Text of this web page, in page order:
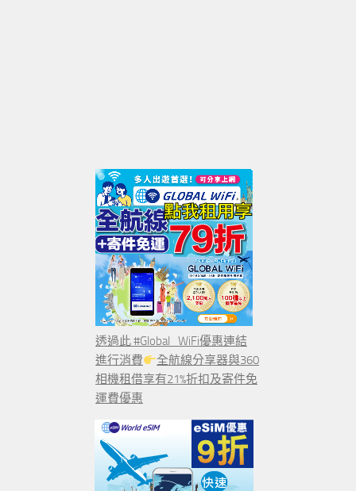
透過此 #Global_WiFi優惠連結
進行消費
全航線分享器與360
相機租借享有21%折扣及寄件免
運費優惠